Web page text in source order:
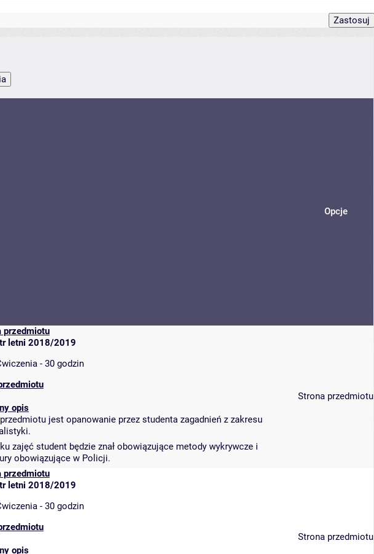
Opcje
przedmiotu
letni 2018/2019
- 30 godzin
opis
jest opanowanie przez studenta zagadnień z zakresu
zajęć student będzie znał obowiązujące metody wykrywcze i
obowiązujące w Policji.
Strona przedmiotu
przedmiotu
letni 2018/2019
- 30 godzin
opis
Strona przedmiotu